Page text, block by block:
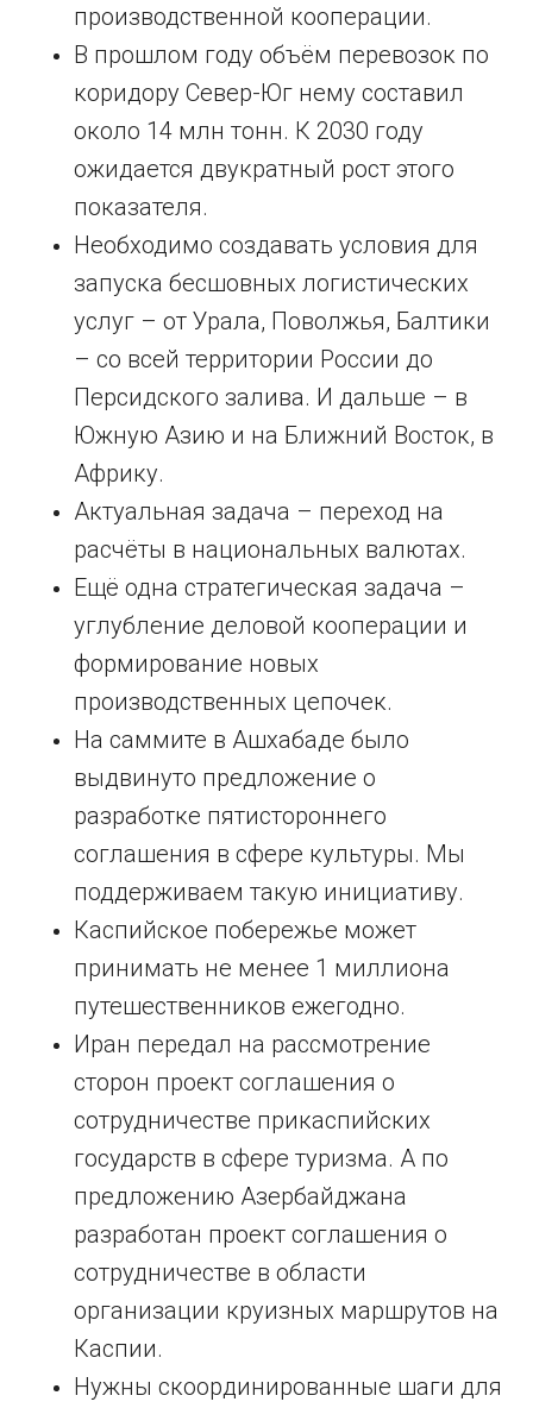
производственной кооперации.
В прошлом году объём перевозок по
коридору Север-Юг нему составил
около 14 млн тонн. К 2030 году
ожидается двукратный рост этого
показателя.
Необходимо создавать условия для
запуска бесшовных логистических
услуг – от Урала, Поволжья, Балтики
– со всей территории России до
Персидского залива. И дальше – в
Южную Азию и на Ближний Восток, в
Африку.
Актуальная задача – переход на
расчёты в национальных валютах.
Ещё одна стратегическая задача –
углубление деловой кооперации и
формирование новых
производственных цепочек.
На саммите в Ашхабаде было
выдвинуто предложение о
разработке пятистороннего
соглашения в сфере культуры. Мы
поддерживаем такую инициативу.
Каспийское побережье может
принимать не менее 1 миллиона
путешественников ежегодно.
Иран передал на рассмотрение
сторон проект соглашения о
сотрудничестве прикаспийских
государств в сфере туризма. А по
предложению Азербайджана
разработан проект соглашения о
сотрудничестве в области
организации круизных маршрутов на
Каспии.
Нужны скоординированные шаги для